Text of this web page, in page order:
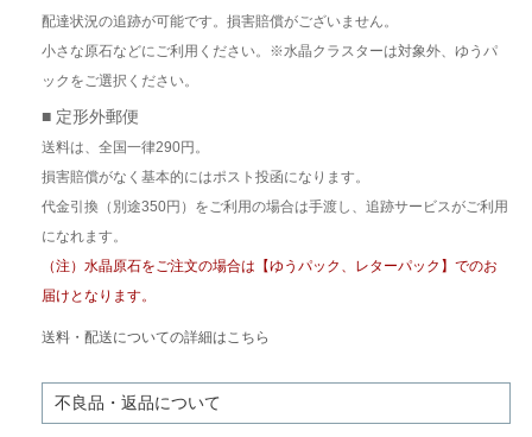
配達状況の追跡が可能です。損害賠償がございません。
小さな原石などにご利用ください。※水晶クラスターは対象外、ゆうパ
ックをご選択ください。
■ 定形外郵便
送料は、全国一律290円。
損害賠償がなく基本的にはポスト投函になります。
代金引換（別途350円）をご利用の場合は手渡し、追跡サービスがご利用
になれます。
（注）水晶原石をご注文の場合は【ゆうパック、レターパック】でのお
届けとなります。
送料・配送についての詳細はこちら
不良品・返品について